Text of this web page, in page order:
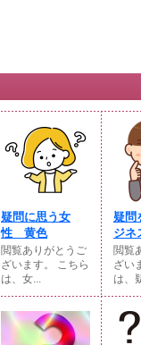
疑問に思う女
性 黄色
閲覧ありがとうご
ざいます。 こちら
は、女...
疑問
ジネ
閲覧
ざい
は、